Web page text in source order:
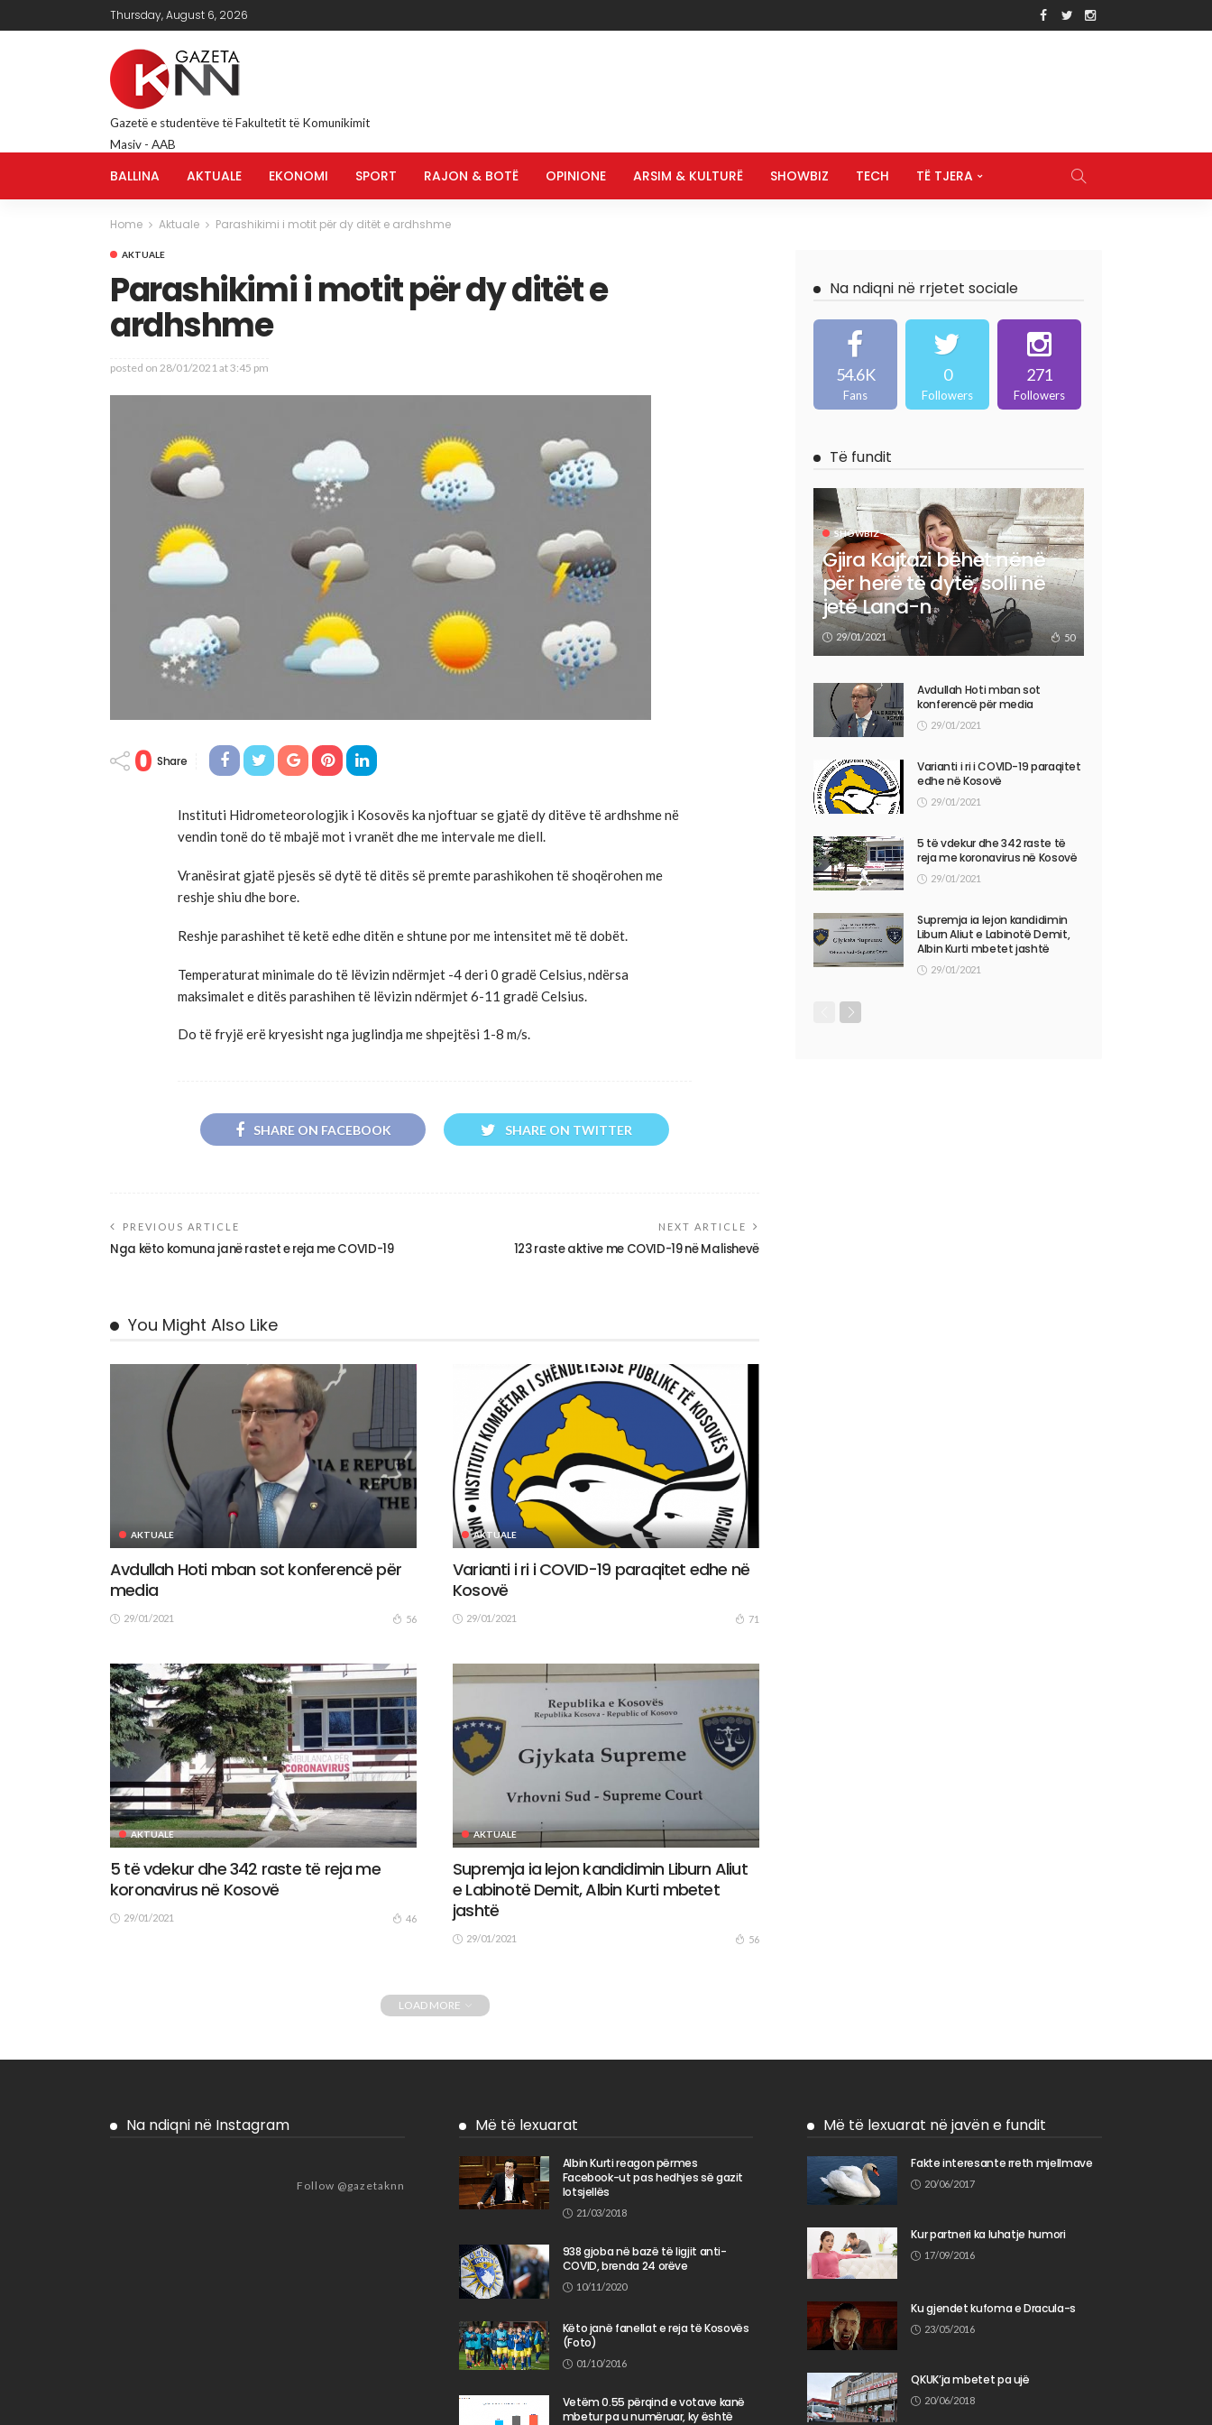
Thursday, August 6, 2026
Gazetë e studentëve të Fakultetit të Komunikimit
Masiv - AAB
BALLINA AKTUALE EKONOMI SPORT RAJON & BOTË OPINIONE ARSIM & KULTURË SHOWBIZ TECH TË TJERA
Home Aktuale Parashikimi i motit për dy ditët e ardhshme
AKTUALE
Parashikimi i motit për dy ditët e
ardhshme
posted on 28/01/2021 at 3:45 pm
0 Share
Instituti Hidrometeorologjik i Kosovës ka njoftuar se gjatë dy ditëve të ardhshme në
vendin tonë do të mbajë mot i vranët dhe me intervale me diell.
Vranësirat gjatë pjesës së dytë të ditës së premte parashikohen të shoqërohen me
reshje shiu dhe bore.
Reshje parashihet të ketë edhe ditën e shtune por me intensitet më të dobët.
Temperaturat minimale do të lëvizin ndërmjet -4 deri 0 gradë Celsius, ndërsa
maksimalet e ditës parashihen të lëvizin ndërmjet 6-11 gradë Celsius.
Do të fryjë erë kryesisht nga juglindja me shpejtësi 1-8 m/s.
SHARE ON FACEBOOK SHARE ON TWITTER
PREVIOUS ARTICLE
Nga këto komuna janë rastet e reja me COVID-19
NEXT ARTICLE
123 raste aktive me COVID-19 në Malishevë
You Might Also Like
AKTUALE
Avdullah Hoti mban sot konferencë për
media
29/01/2021 56
AKTUALE
Varianti i ri i COVID-19 paraqitet edhe në
Kosovë
29/01/2021 71
AKTUALE
5 të vdekur dhe 342 raste të reja me
koronavirus në Kosovë
29/01/2021 46
AKTUALE
Supremja ia lejon kandidimin Liburn Aliut
e Labinotë Demit, Albin Kurti mbetet
jashtë
29/01/2021 56
LOAD MORE
Na ndiqni në rrjetet sociale
54.6K
Fans
0
Followers
271
Followers
Të fundit
SHOWBIZ
Gjira Kajtazi bëhet nënë
për herë të dytë, solli në
jetë Lana-n
29/01/2021 50
Avdullah Hoti mban sot
konferencë për media
29/01/2021
Varianti i ri i COVID-19 paraqitet
edhe në Kosovë
29/01/2021
5 të vdekur dhe 342 raste të
reja me koronavirus në Kosovë
29/01/2021
Supremja ia lejon kandidimin
Liburn Aliut e Labinotë Demit,
Albin Kurti mbetet jashtë
29/01/2021
Na ndiqni në Instagram
Follow @gazetaknn
Më të lexuarat
Albin Kurti reagon përmes
Facebook-ut pas hedhjes së gazit
lotsjellës
21/03/2018
938 gjoba në bazë të ligjit anti-
COVID, brenda 24 orëve
10/11/2020
Këto janë fanellat e reja të Kosovës
(Foto)
01/10/2016
Vetëm 0.55 përqind e votave kanë
mbetur pa u numëruar, ky është
Më të lexuarat në javën e fundit
Fakte interesante rreth mjellmave
20/06/2017
Kur partneri ka luhatje humori
17/09/2016
Ku gjendet kufoma e Dracula-s
23/05/2016
QKUK’ja mbetet pa ujë
20/06/2018